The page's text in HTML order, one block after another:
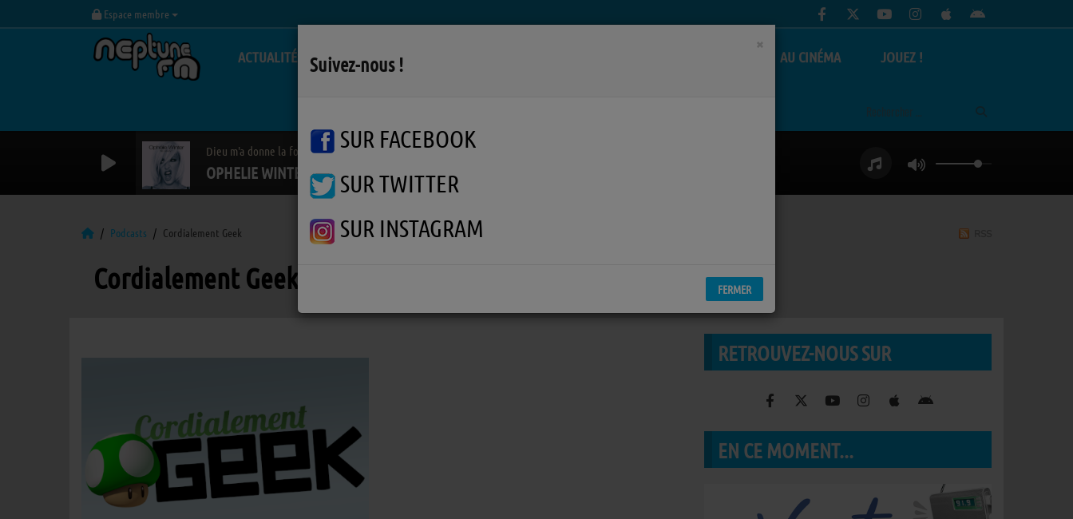
Espace membre
ACTUALITÉS LA RADIO AU CINÉMA JOUEZ !
Dieu m'a donne la foi
OPHELIE WINTER
Podcasts Cordialement Geek
Cordialement Geek
RETROUVEZ-NOUS SUR
EN CE MOMENT...
×
Suivez-nous !
SUR FACEBOOK
SUR TWITTER
SUR INSTAGRAM
FERMER